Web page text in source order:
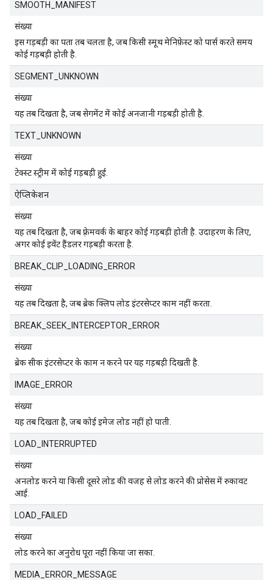
SMOOTH_MANIFEST
संख्या
इस गड़बड़ी का पता तब चलता है, जब किसी स्मूथ मेनिफ़ेस्ट को पार्स करते समय
कोई गड़बड़ी होती है.
SEGMENT_UNKNOWN
संख्या
यह तब दिखता है, जब सेगमेंट में कोई अनजानी गड़बड़ी होती है.
TEXT_UNKNOWN
संख्या
टेक्स्ट स्ट्रीम में कोई गड़बड़ी हुई.
ऐप्लिकेशन
संख्या
यह तब दिखता है, जब फ़्रेमवर्क के बाहर कोई गड़बड़ी होती है. उदाहरण के लिए,
अगर कोई इवेंट हैंडलर गड़बड़ी करता है.
BREAK_CLIP_LOADING_ERROR
संख्या
यह तब दिखता है, जब ब्रेक क्लिप लोड इंटरसेप्टर काम नहीं करता.
BREAK_SEEK_INTERCEPTOR_ERROR
संख्या
ब्रेक सीक इंटरसेप्टर के काम न करने पर यह गड़बड़ी दिखती है.
IMAGE_ERROR
संख्या
यह तब दिखता है, जब कोई इमेज लोड नहीं हो पाती.
LOAD_INTERRUPTED
संख्या
अनलोड करने या किसी दूसरे लोड की वजह से लोड करने की प्रोसेस में रुकावट
आई.
LOAD_FAILED
संख्या
लोड करने का अनुरोध पूरा नहीं किया जा सका.
MEDIA_ERROR_MESSAGE